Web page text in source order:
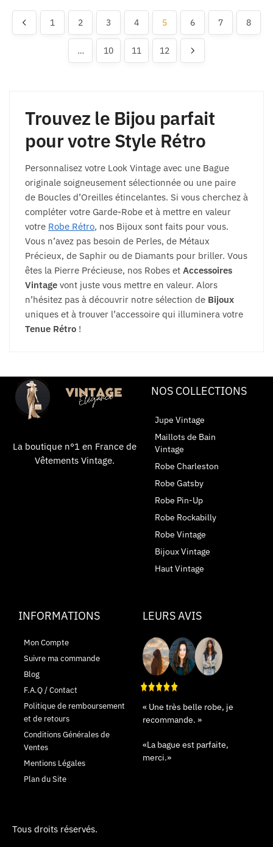
1 2 3 4 5 6 7 8
… 10 11 12
Trouvez le Bijou parfait
pour votre Style Rétro
Personnalisez votre Look Vintage avec une Bague
originale soigneusement sélectionnée ou une paire
de Boucles d’Oreilles étincelantes. Si vous cherchez à
compléter votre Garde-Robe et à mettre en valeur
votre Robe Rétro, nos Bijoux sont faits pour vous.
Vous n’avez pas besoin de Perles, de Métaux
Précieux, de Saphir ou de Diamants pour briller. Vous
êtes la Pierre Précieuse, nos Robes et Accessoires
Vintage vont juste vous mettre en valeur. Alors
n’hésitez pas à découvrir notre sélection de Bijoux
uniques et à trouver l’accessoire qui illuminera votre
Tenue Rétro !
La boutique n°1 en France de
Vêtements Vintage.
NOS COLLECTIONS
Jupe Vintage
Maillots de Bain
Vintage
Robe Charleston
Robe Gatsby
Robe Pin-Up
Robe Rockabilly
Robe Vintage
Bijoux Vintage
Haut Vintage
INFORMATIONS
Mon Compte
Suivre ma commande
Blog
F.A.Q / Contact
Politique de remboursement
et de retours
Conditions Générales de
Ventes
Mentions Légales
Plan du Site
LEURS AVIS
« Une très belle robe, je
recommande. »
«La bague est parfaite,
merci.»
Tous droits réservés.